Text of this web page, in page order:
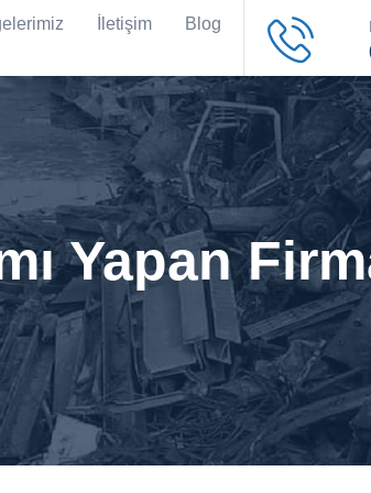
İletişim Blog
Yapan